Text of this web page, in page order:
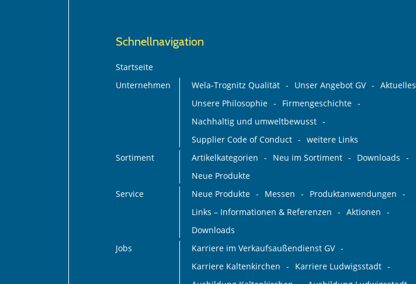
Schnellnavigation
Startseite
Unternehmen
Wela-Trognitz Qualität Unser Angebot GV
Aktuelles
Unsere Philosophie
Firmengeschichte
Nachhaltig und umweltbewusst
Supplier Code of Conduct
weitere Links
Sortiment
Artikelkategorien Neu im Sortiment
Downloads
Neue Produkte
Service
Neue Produkte Messen
Produktanwendungen
Links – Informationen & Referenzen
Aktionen
Downloads
Jobs
Karriere im Verkaufsaußendienst GV
Karriere Kaltenkirchen
Karriere Ludwigsstadt